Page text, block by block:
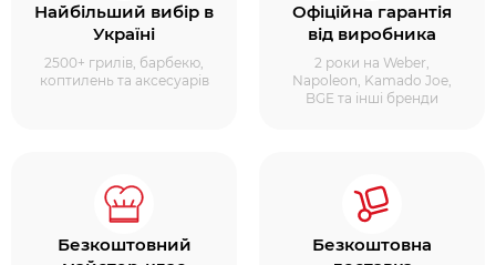
Найбільший вибір в
Україні
2500+ грилів, барбекю,
коптилень та аксесуарів
Офіційна гарантія
від виробника
2 роки на Weber,
Napoleon, Kamado Joe,
BGE та інші бренди
Безкоштовний
Безкоштовна